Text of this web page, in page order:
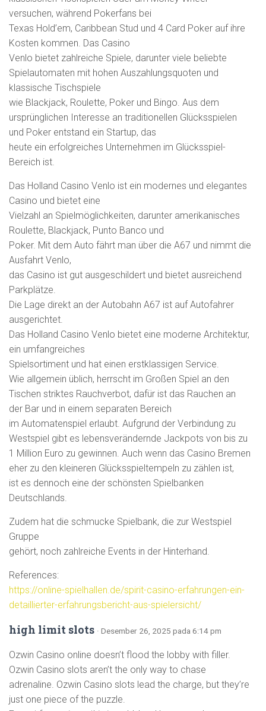
versuchen, während Pokerfans bei
Texas Hold’em, Caribbean Stud und 4 Card Poker auf ihre
Kosten kommen. Das Casino
Venlo bietet zahlreiche Spiele, darunter viele beliebte
Spielautomaten mit hohen Auszahlungsquoten und
klassische Tischspiele
wie Blackjack, Roulette, Poker und Bingo. Aus dem
ursprünglichen Interesse an traditionellen Glücksspielen
und Poker entstand ein Startup, das
heute ein erfolgreiches Unternehmen im Glücksspiel-
Bereich ist.
Das Holland Casino Venlo ist ein modernes und elegantes
Casino und bietet eine
Vielzahl an Spielmöglichkeiten, darunter amerikanisches
Roulette, Blackjack, Punto Banco und
Poker. Mit dem Auto fährt man über die A67 und nimmt die
Ausfahrt Venlo,
das Casino ist gut ausgeschildert und bietet ausreichend
Parkplätze.
Die Lage direkt an der Autobahn A67 ist auf Autofahrer
ausgerichtet.
Das Holland Casino Venlo bietet eine moderne Architektur,
ein umfangreiches
Spielsortiment und hat einen erstklassigen Service.
Wie allgemein üblich, herrscht im Großen Spiel an den
Tischen striktes Rauchverbot, dafür ist das Rauchen an
der Bar und in einem separaten Bereich
im Automatenspiel erlaubt. Aufgrund der Verbindung zu
Westspiel gibt es lebensverändernde Jackpots von bis zu
1 Million Euro zu gewinnen. Auch wenn das Casino Bremen
eher zu den kleineren Glücksspieltempeln zu zählen ist,
ist es dennoch eine der schönsten Spielbanken
Deutschlands.
Zudem hat die schmucke Spielbank, die zur Westspiel
Gruppe
gehört, noch zahlreiche Events in der Hinterhand.
References:
https://online-spielhallen.de/spirit-casino-erfahrungen-ein-
detaillierter-erfahrungsbericht-aus-spielersicht/
high limit slots · Desember 26, 2025 pada 6:14 pm
Ozwin Casino online doesn’t flood the lobby with filler.
Ozwin Casino slots aren’t the only way to chase
adrenaline. Ozwin Casino slots lead the charge, but they’re
just one piece of the puzzle.